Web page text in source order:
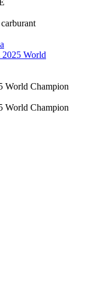
World
World Champion
World Champion